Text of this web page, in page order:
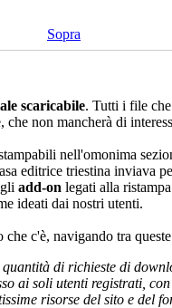
Sopra
scaricabile. Tutti i file
non mancherà di
nell'omonima
editrice triestina inviava
add-on legati alla
ideati dai nostri utenti.
che c'è, navigando tra
di richieste di
ai soli utenti registrati,
risorse del sito e